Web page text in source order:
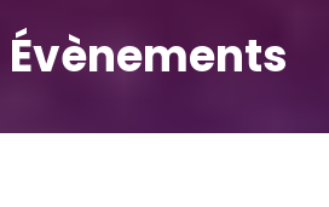
Évènements